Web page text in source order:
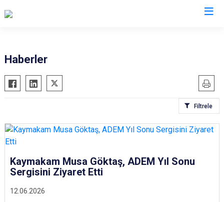
Bahçesaray
Başkale
Çatak
Edremit
Erciş
Gevaş
Saray
Tuşba
Haberler
Filtrele
12.06.2026
Kaymakam Musa Göktaş, ADEM Yıl Sonu
Sergisini Ziyaret Etti